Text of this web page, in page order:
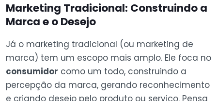
Marketing Tradicional: Construindo a
Marca e o Desejo
Já o marketing tradicional (ou marketing de
marca) tem um escopo mais amplo. Ele foca no
consumidor como um todo, construindo a
percepção da marca, gerando reconhecimento